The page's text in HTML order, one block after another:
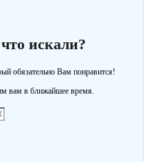
искали?
обязательно Вам понравится!
вам в ближайшее время.